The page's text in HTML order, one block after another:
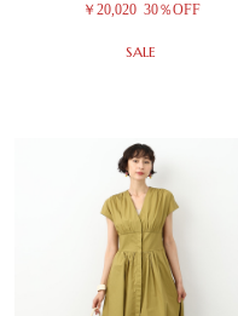
￥20,020 30％OFF
SALE